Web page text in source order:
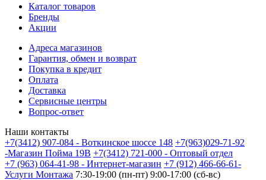
Каталог товаров
Бренды
Акции
Адреса магазинов
Гарантия, обмен и возврат
Покупка в кредит
Оплата
Доставка
Сервисные центры
Вопрос-ответ
Наши контакты
+7(3412) 907-084 - Воткинское шоссе 148 +7(963)029-71-92
-Магазин Пойма 19В +7(3412) 721-000 - Оптовый отдел
+7 (963) 064-41-98 - Интернет-магазин +7 (912) 466-66-61-
Услуги Монтажа 7:30-19:00 (пн-пт) 9:00-17:00 (сб-вс)